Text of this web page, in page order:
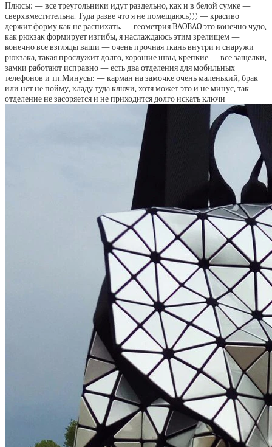
Плюсы: — все треугольники идут раздельно, как и в белой сумке —
сверхвместительна. Туда разве что я не помещаюсь))) — красиво
держит форму как не распихать. — геометрия BAOBAO это конечно чудо,
как рюкзак формирует изгибы, я наслаждаюсь этим зрелищем —
конечно все взгляды ваши — очень прочная ткань внутри и снаружи
рюкзака, такая прослужит долго, хорошие швы, крепкие — все защелки,
замки работают исправно — есть два отделения для мобильных
телефонов и тп.Минусы: — карман на замочке очень маленький, брак
или нет не пойму, кладу туда ключи, хотя может это и не минус, так
отделение не засоряется и не приходится долго искать ключи